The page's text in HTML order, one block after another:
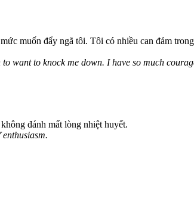
muốn đẩy ngã tôi. Tôi có nhiều can đảm
want to knock me down. I have so much
đánh mất lòng nhiệt huyết.